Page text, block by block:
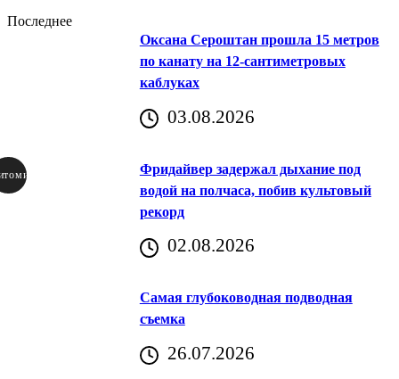
Последнее
Оксана Сероштан прошла 15 метров
по канату на 12-сантиметровых
каблуках
03.08.2026
Фридайвер задержал дыхание под
водой на полчаса, побив культовый
рекорд
02.08.2026
Самая глубоководная подводная
съемка
26.07.2026